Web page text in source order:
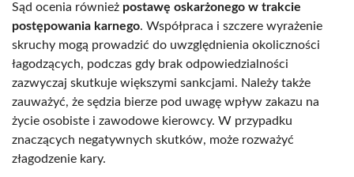
Sąd ocenia również postawę oskarżonego w trakcie
postępowania karnego. Współpraca i szczere wyrażenie
skruchy mogą prowadzić do uwzględnienia okoliczności
łagodzących, podczas gdy brak odpowiedzialności
zazwyczaj skutkuje większymi sankcjami. Należy także
zauważyć, że sędzia bierze pod uwagę wpływ zakazu na
życie osobiste i zawodowe kierowcy. W przypadku
znaczących negatywnych skutków, może rozważyć
złagodzenie kary.